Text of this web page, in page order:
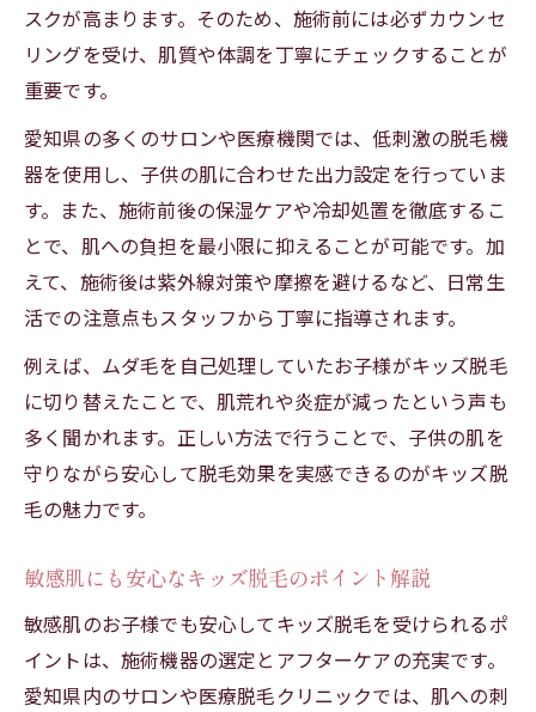
キッズ脱毛が肌改善に与える効果とその理
由
キッズ脱毛と日々のスキンケア習慣の関係
性
安心を重視したキッズ脱毛の選び方ガイド
安全なキッズ脱毛を見極めるチェックポイ
ント
医療脱毛とサロン選びの違いと注意点
キッズ脱毛で重視すべきカウンセリング内
容
保護者同伴のキッズ脱毛で得られる安心感
信頼できるキッズ脱毛施設の選び方と基準
キッズ脱毛で叶える健やかな肌へのステッ
プ
肌改善を目指すキッズ脱毛の実践的アドバ
イス
スクが高まります。そのため、施術前には必ずカウンセ
リングを受け、肌質や体調を丁寧にチェックすることが
重要です。
愛知県の多くのサロンや医療機関では、低刺激の脱毛機
器を使用し、子供の肌に合わせた出力設定を行っていま
す。また、施術前後の保湿ケアや冷却処置を徹底するこ
とで、肌への負担を最小限に抑えることが可能です。加
えて、施術後は紫外線対策や摩擦を避けるなど、日常生
活での注意点もスタッフから丁寧に指導されます。
例えば、ムダ毛を自己処理していたお子様がキッズ脱毛
に切り替えたことで、肌荒れや炎症が減ったという声も
多く聞かれます。正しい方法で行うことで、子供の肌を
守りながら安心して脱毛効果を実感できるのがキッズ脱
毛の魅力です。
敏感肌にも安心なキッズ脱毛のポイント解説
敏感肌のお子様でも安心してキッズ脱毛を受けられるポ
イントは、施術機器の選定とアフターケアの充実です。
愛知県内のサロンや医療脱毛クリニックでは、肌への刺